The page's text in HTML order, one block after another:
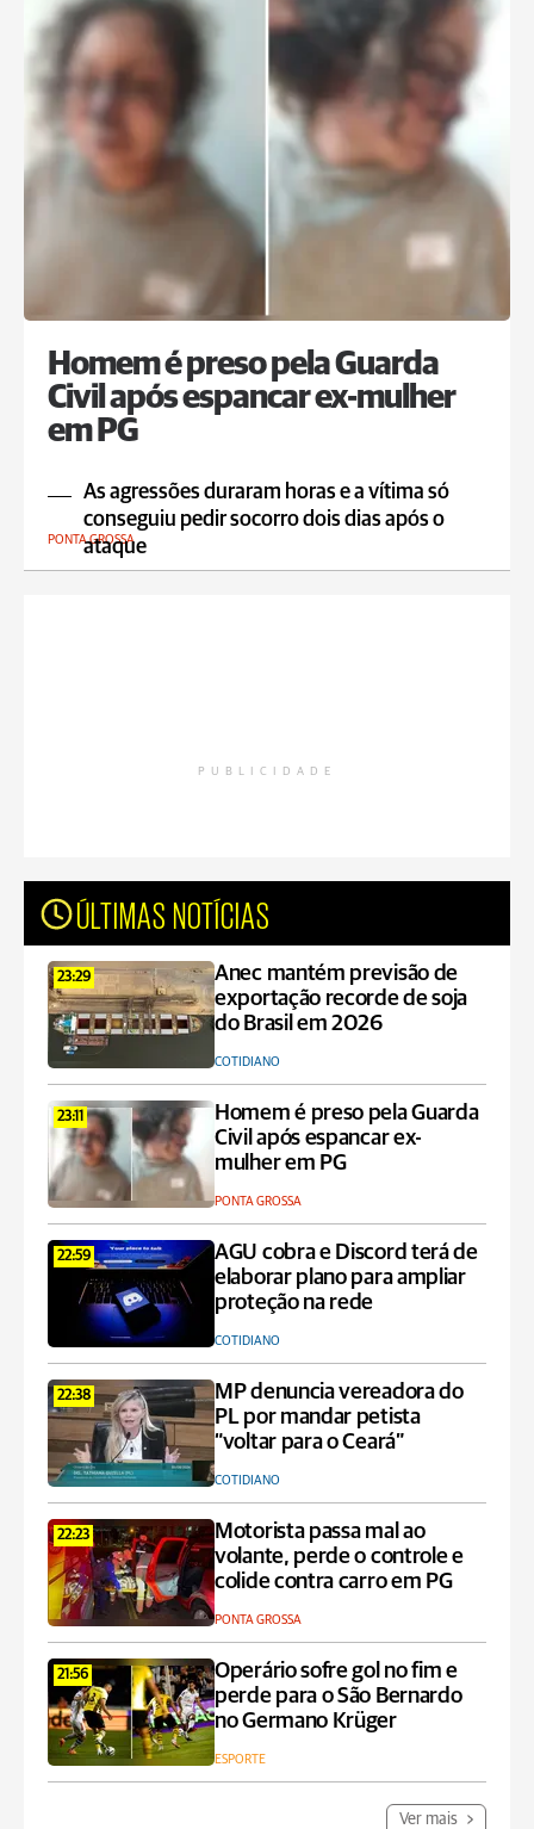
Homem é preso pela Guarda
Civil após espancar ex-mulher
em PG
As agressões duraram horas e a vítima só
conseguiu pedir socorro dois dias após o
ataque
PONTA GROSSA
PUBLICIDADE
ÚLTIMAS NOTÍCIAS
23:29
Anec mantém previsão de
exportação recorde de soja
do Brasil em 2026
COTIDIANO
23:11
Homem é preso pela Guarda
Civil após espancar ex-
mulher em PG
PONTA GROSSA
22:59
AGU cobra e Discord terá de
elaborar plano para ampliar
proteção na rede
COTIDIANO
22:38
MP denuncia vereadora do
PL por mandar petista
“voltar para o Ceará”
COTIDIANO
22:23
Motorista passa mal ao
volante, perde o controle e
colide contra carro em PG
PONTA GROSSA
21:56
Operário sofre gol no fim e
perde para o São Bernardo
no Germano Krüger
ESPORTE
Ver mais